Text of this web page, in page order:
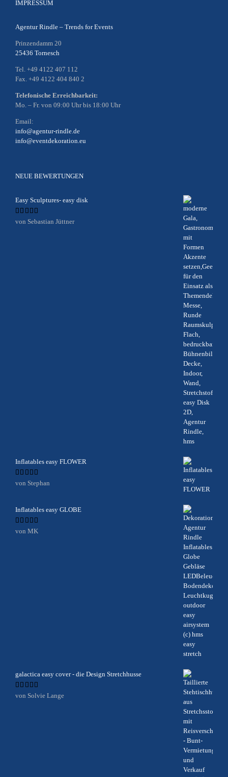
IMPRESSUM
Agentur Rindle – Trends for Events
Prinzendamm 20
25436 Tornesch
Tel. +49 4122 407 112
Fax. +49 4122 404 840 2
Telefonische Erreichbarkeit:
Mo. – Fr. von 09:00 Uhr bis 18:00 Uhr
Email:
info@agentur-rindle.de
info@eventdekoration.eu
NEUE BEWERTUNGEN
Easy Sculptures- easy disk
Bewertet
von Sebastian Jüttner
Inflatables easy FLOWER
Bewertet
von 5
von Stephan
Inflatables easy GLOBE
Bewertet
von MK
galactica easy cover - die Design Stretchhusse
Bewertet
von Solvie Lange